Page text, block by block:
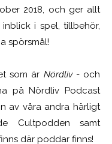
2018, och ger allt
i spel, tillbehör,
spörsmål!
som är Nördliv- och
på Nördliv Podcast
av våra andra härligt
Cultpodden samt
där poddar finns!